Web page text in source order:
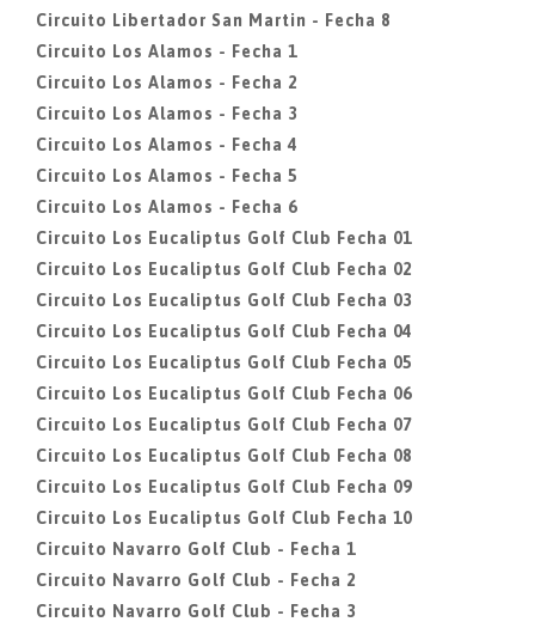
Circuito Libertador San Martin - Fecha 8
Circuito Los Alamos - Fecha 1
Circuito Los Alamos - Fecha 2
Circuito Los Alamos - Fecha 3
Circuito Los Alamos - Fecha 4
Circuito Los Alamos - Fecha 5
Circuito Los Alamos - Fecha 6
Circuito Los Eucaliptus Golf Club Fecha 01
Circuito Los Eucaliptus Golf Club Fecha 02
Circuito Los Eucaliptus Golf Club Fecha 03
Circuito Los Eucaliptus Golf Club Fecha 04
Circuito Los Eucaliptus Golf Club Fecha 05
Circuito Los Eucaliptus Golf Club Fecha 06
Circuito Los Eucaliptus Golf Club Fecha 07
Circuito Los Eucaliptus Golf Club Fecha 08
Circuito Los Eucaliptus Golf Club Fecha 09
Circuito Los Eucaliptus Golf Club Fecha 10
Circuito Navarro Golf Club - Fecha 1
Circuito Navarro Golf Club - Fecha 2
Circuito Navarro Golf Club - Fecha 3